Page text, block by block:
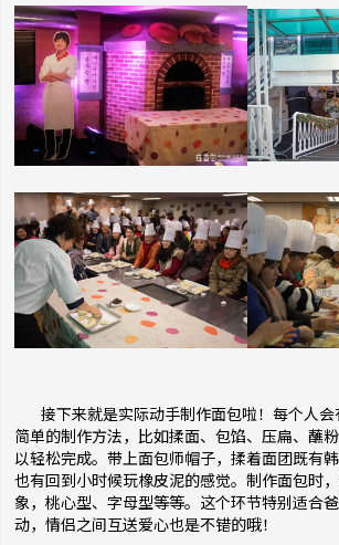
接下来就是实际动手制作面包啦！每个人会
简单的制作方法，比如揉面、包馅、压扁、蘸
以轻松完成。带上面包师帽子，揉着面团既有韩
也有回到小时候玩橡皮泥的感觉。制作面包时
象，桃心型、字母型等等。这个环节特别适合
动，情侣之间互送爱心也是不错的哦！